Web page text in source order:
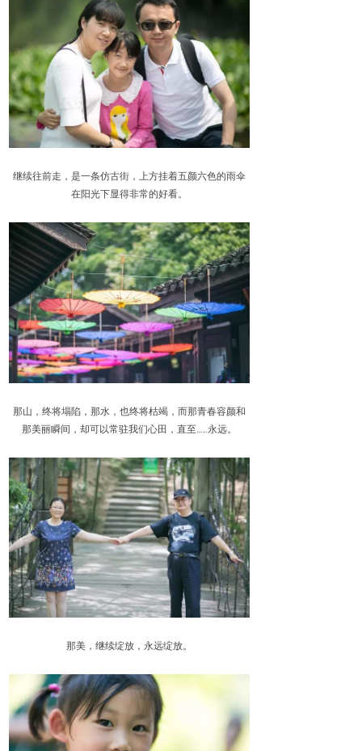
继续往前走，是一条仿古街，上方挂着五颜六色的雨伞
在阳光下显得非常的好看。
那山，终将塌陷，那水，也终将枯竭，而那青春容颜和
那美丽瞬间，却可以常驻我们心田，直至……永远。
那美，继续绽放，永远绽放。